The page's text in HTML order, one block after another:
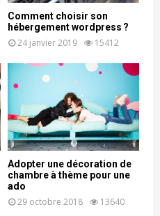
Comment choisir son
hébergement wordpress ?
24 janvier 2019 15412
Adopter une décoration de
chambre à thème pour une
ado
29 octobre 2018 13640